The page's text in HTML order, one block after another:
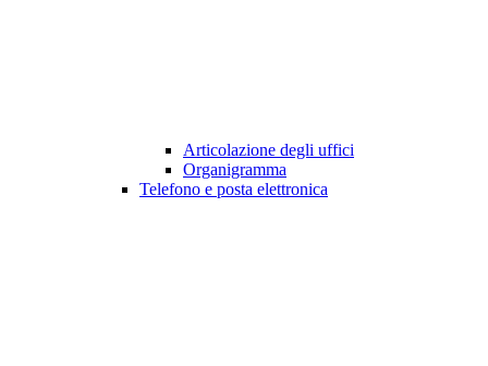
Articolazione degli uffici
Organigramma
Telefono e posta elettronica